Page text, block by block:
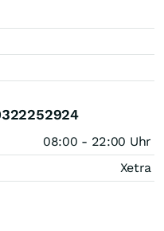
08:00 - 22:00 Uhr
Xetra